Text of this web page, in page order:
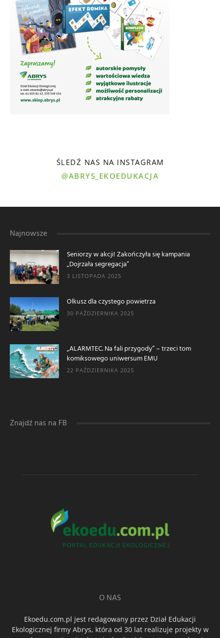
ŚLEDŹ NAS NA INSTAGRAM
@ABRYS_EKOEDUKACJA
Najnowsze
Seniorzy w akcji! Zakończyła się kampania
„Dojrzała segregacja”
3 LISTOPADA 2025
Olkusz dla czystego powietrza
30 PAŹDZIERNIKA 2025
„ALARMTEC. Na fali przygody” – trzeci tom
komiksowego uniwersum EMU
22 PAŹDZIERNIKA 2025
Znajdź nas na FB
O NAS
Ekoedu.com.pl jest redagowany przez Dział Edukacji
Ekologicznej firmy Abrys, która od 30 lat realizuje projekty w